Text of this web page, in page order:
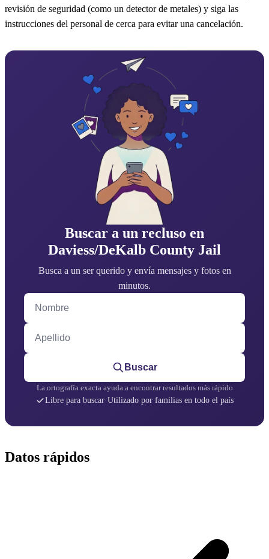
revisión de seguridad (como un detector de metales) y siga las
instrucciones del personal de cerca para evitar una cancelación.
Buscar a un recluso en
Daviess/DeKalb County Jail
Busca a un ser querido y envía mensajes y fotos en
minutos.
Nombre
Apellido
Buscar
La ortografía exacta ayuda a encontrar resultados más rápido
Libre para buscar·Utilizado por familias en todo el país
Datos rápidos